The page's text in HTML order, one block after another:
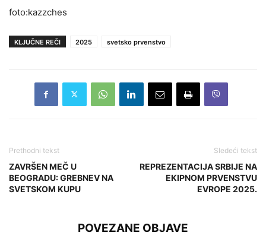
foto:kazzches
KLJUČNE REČI 2025 svetsko prvenstvo
Prethodni tekst
ZAVRŠEN MEČ U
BEOGRADU: GREBNEV NA
SVETSKOM KUPU
Sledeći tekst
REPREZENTACIJA SRBIJE NA
EKIPNOM PRVENSTVU
EVROPE 2025.
POVEZANE OBJAVE